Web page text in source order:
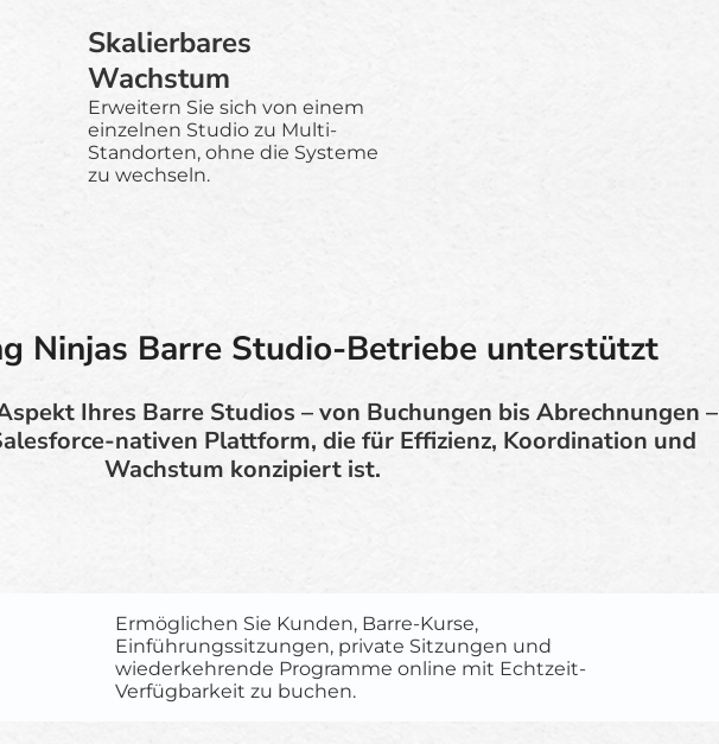
Skalierbares
Wachstum
Erweitern Sie sich von einem
einzelnen Studio zu Multi-
Standorten, ohne die Systeme
zu wechseln.
Ninjas Barre Studio-Betriebe unterstützt
Ihres Barre Studios – von Buchungen bis Abrechnungen –
nativen Plattform, die für Effizienz, Koordination und
Wachstum konzipiert ist.
Ermöglichen Sie Kunden, Barre-Kurse,
Einführungssitzungen, private Sitzungen und
wiederkehrende Programme online mit Echtzeit-
Verfügbarkeit zu buchen.